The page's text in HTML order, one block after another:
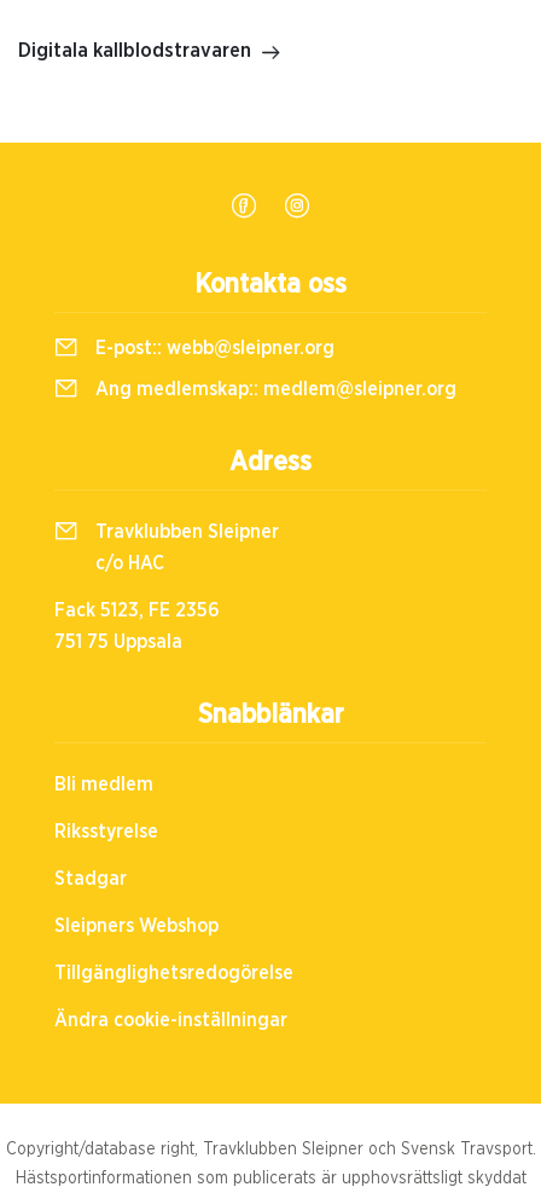
Digitala kallblodstravaren
Snabblänkar
Bli medlem
Riksstyrelse
Stadgar
Sleipners Webshop
Tillgänglighetsredogörelse
Ändra cookie-inställningar
Kontakta oss
E-post:: webb@sleipner.org
Ang medlemskap:: medlem@sleipner.org
Adress
Travklubben Sleipner
c/o HAC
Fack 5123, FE 2356
751 75 Uppsala
Copyright/database right, Travklubben Sleipner och Svensk Travsport.
Hästsportinformationen som publicerats är upphovsrättsligt skyddat